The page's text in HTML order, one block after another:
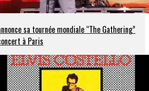
sa tournée mondiale “The Gathering”
à Paris